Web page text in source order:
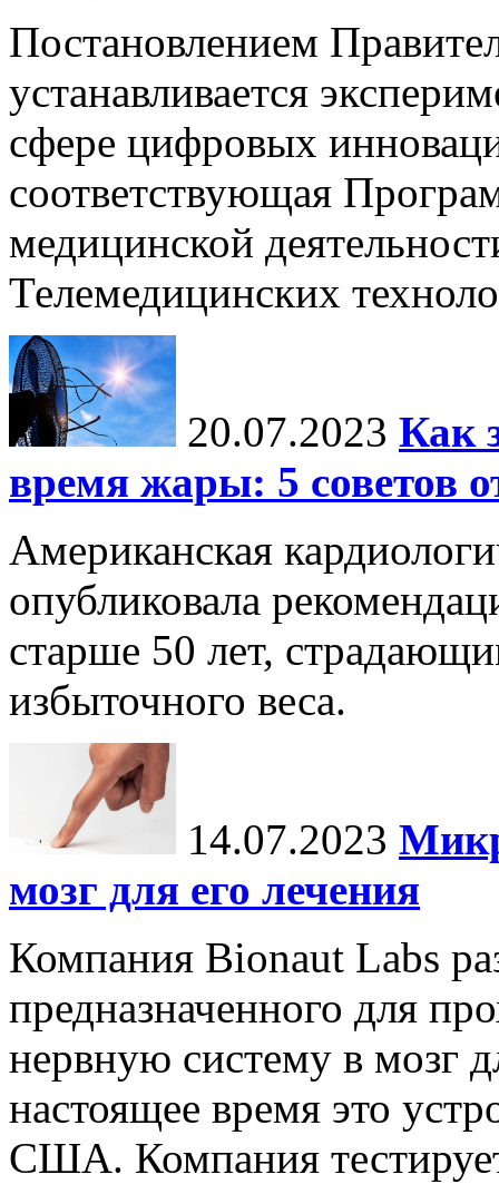
Постановлением
устанавливается
сфере цифровых
соответствующая
медицинской
Телемедицинских
20.07.2023 Как
время жары: 5 советов
Американская
опубликовала
старше 50 лет,
избыточного веса.
14.07.2023
мозг для его лечения
Компания Bionaut Labs
предназначенного для
нервную систему в мозг
настоящее время это
США. Компания